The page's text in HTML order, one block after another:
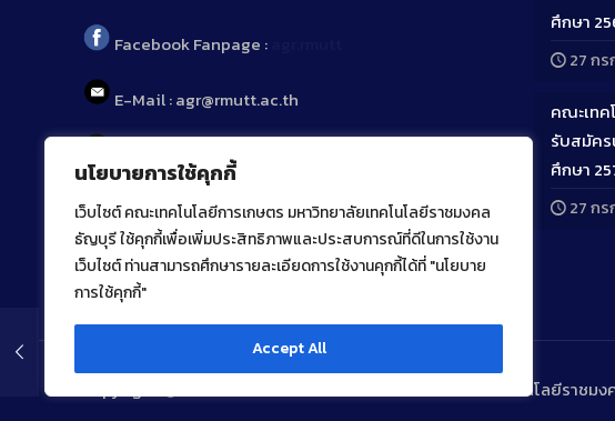
นโยบายการใช้คุกกี้
เว็บไซต์ คณะเทคโนโลยีการเกษตร มหาวิทยาลัยเทคโนโลยีราชมงคล
ธัญบุรี ใช้คุกกี้เพื่อเพิ่มประสิทธิภาพและประสบการณ์ที่ดีในการใช้งาน
เว็บไซต์ ท่านสามารถศึกษารายละเอียดการใช้งานคุกกี้ได้ที่ "นโยบาย
การใช้คุกกี้"
Accept All
Facebook Fanpage :
E-Mail : agr@rmutt.ac.th
Tel : 02 592 1955
ศึกษา
27 ก
คณะเทค
รับสมัคร
ศึกษา
27 ก
Copyright ⓒ 2022 คณะเทคโนโลยีการเกษตร มหาวิทยาลัยเทคโนโลยีราชม